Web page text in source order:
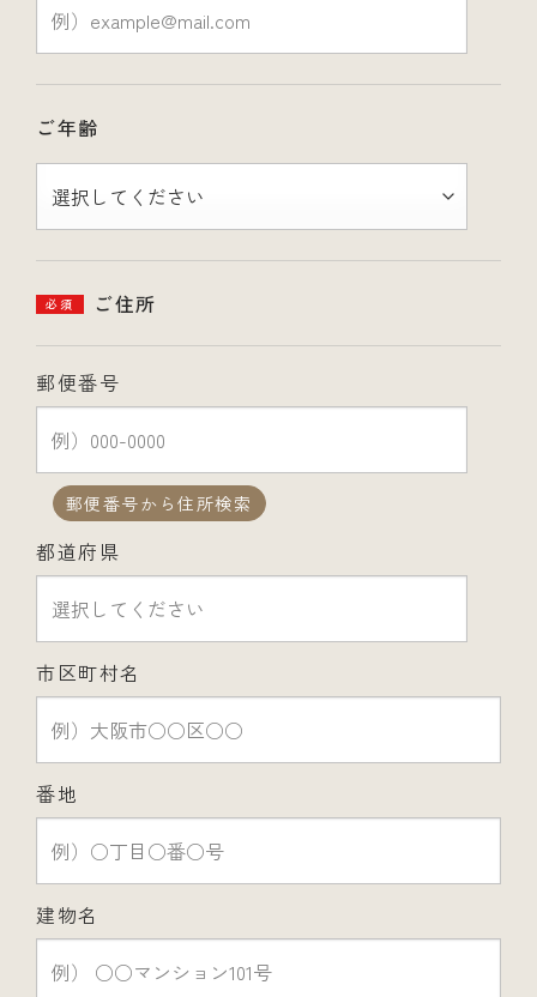
ご年齢
ご住所
必須
郵便番号
郵便番号から住所検索
都道府県
市区町村名
番地
建物名